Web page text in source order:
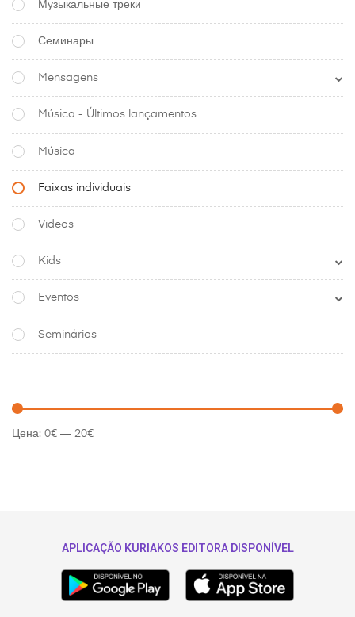
Музыкальные треки
Семинары
Mensagens
Música - Últimos lançamentos
Música
Faixas individuais
Videos
Kids
Eventos
Seminários
Цена: 0€ — 20€
APLICAÇÃO KURIAKOS EDITORA DISPONÍVEL